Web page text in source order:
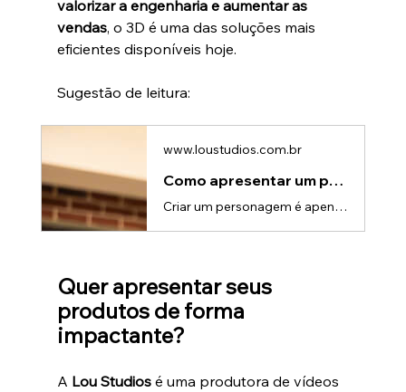
valorizar a engenharia e aumentar as
vendas, o 3D é uma das soluções mais
eficientes disponíveis hoje.
Sugestão de leitura:
www.loustudios.com.br
Como apresentar um personagem nas redes sociais com impacto
Criar um personagem é apenas o primeiro passo. O verdadeiro desafio começa quando chega a hora de apresentá-lo ao público e fazer com que as pessoas se conectem, se identifiquem e queiram acompanhar sua jornada nas redes sociais.Seja um mascote de marca, um personagem 3D, um avatar digital ou um personagem animado, a forma como ele é apresentado influencia diretamente o engajamento, a percepção da marca e a retenção do público.Por que a apresentação do personagem é tão importante?Nas redes socia
Quer apresentar seus
produtos de forma
impactante?
A Lou Studios é uma produtora de vídeos